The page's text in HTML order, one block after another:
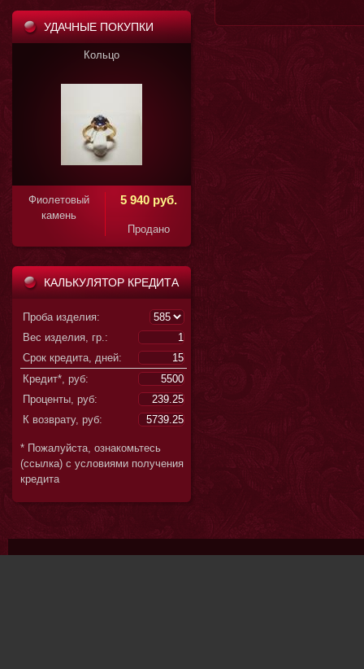
УДАЧНЫЕ ПОКУПКИ
Кольцо
Фиолетовый
камень
5 940 руб.
Продано
КАЛЬКУЛЯТОР КРЕДИТА
Проба изделия:
Вес изделия, гр.:
Срок кредита, дней:
Кредит*, руб:
Проценты, руб:
К возврату, руб:
* Пожалуйста, ознакомьтесь
(ссылка) с условиями получения
кредита